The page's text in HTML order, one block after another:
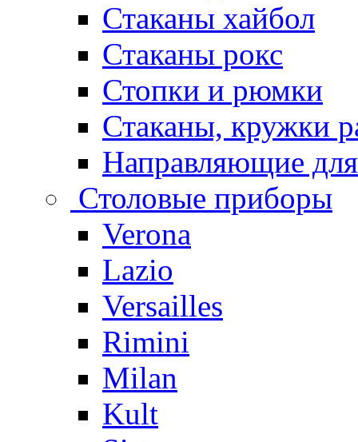
Стаканы хайбол
Стаканы рокс
Стопки и рюмки
Стаканы, кружки
Направляющие
Столовые приборы
Verona
Lazio
Versailles
Rimini
Milan
Kult